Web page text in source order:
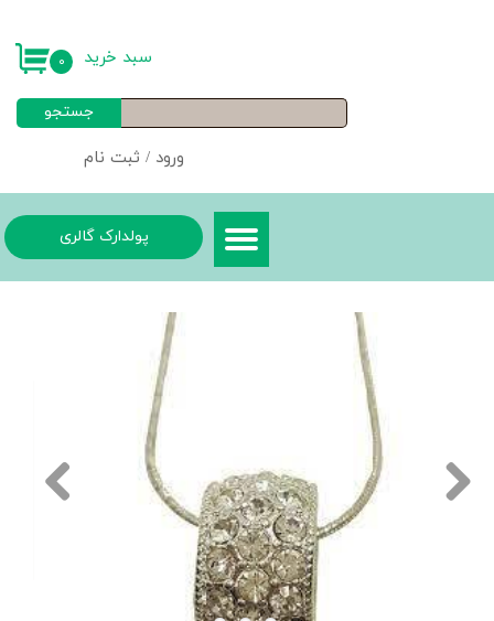
ورود / ثبت نام
خروج از حساب کاربری
جستجو
۰ سبد خرید
پولدارک گالری